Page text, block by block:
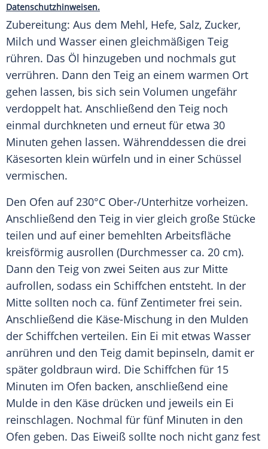
Datenschutzhinweisen.
Zubereitung: Aus dem Mehl, Hefe, Salz, Zucker,
Milch und Wasser einen gleichmäßigen Teig
rühren. Das Öl hinzugeben und nochmals gut
verrühren. Dann den Teig an einem warmen Ort
gehen lassen, bis sich sein Volumen ungefähr
verdoppelt hat. Anschließend den Teig noch
einmal durchkneten und erneut für etwa 30
Minuten gehen lassen. Währenddessen die drei
Käsesorten klein würfeln und in einer Schüssel
vermischen.
Den Ofen auf 230°C Ober-/Unterhitze vorheizen.
Anschließend den Teig in vier gleich große Stücke
teilen und auf einer bemehlten Arbeitsfläche
kreisförmig ausrollen (Durchmesser ca. 20 cm).
Dann den Teig von zwei Seiten aus zur Mitte
aufrollen, sodass ein Schiffchen entsteht. In der
Mitte sollten noch ca. fünf Zentimeter frei sein.
Anschließend die Käse-Mischung in den Mulden
der Schiffchen verteilen. Ein Ei mit etwas Wasser
anrühren und den Teig damit bepinseln, damit er
später goldbraun wird. Die Schiffchen für 15
Minuten im Ofen backen, anschließend eine
Mulde in den Käse drücken und jeweils ein Ei
reinschlagen. Nochmal für fünf Minuten in den
Ofen geben. Das Eiweiß sollte noch nicht ganz fest